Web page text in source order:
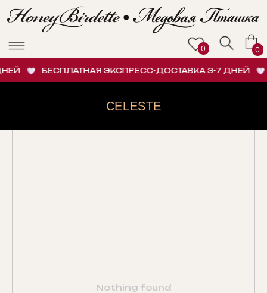
БЕСПЛАТНАЯ ЭКСПРЕСС-ДОСТАВКА 3-7 ДНЕЙ
CELESTE
Nothing found